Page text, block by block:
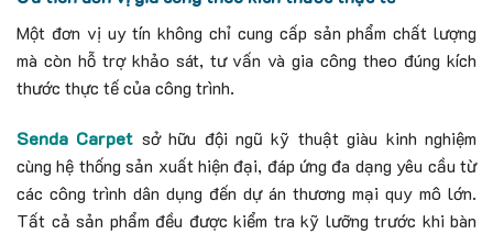
Một đơn vị uy tín không chỉ cung cấp sản phẩm chất lượng
mà còn hỗ trợ khảo sát, tư vấn và gia công theo đúng kích
thước thực tế của công trình.
Senda Carpet sở hữu đội ngũ kỹ thuật giàu kinh nghiệm
cùng hệ thống sản xuất hiện đại, đáp ứng đa dạng yêu cầu từ
các công trình dân dụng đến dự án thương mại quy mô lớn.
Tất cả sản phẩm đều được kiểm tra kỹ lưỡng trước khi bàn